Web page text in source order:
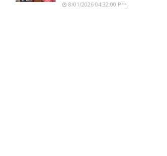
8/01/2026 04:32:00 Pm